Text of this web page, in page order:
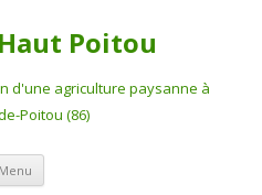
Poitou
d'une agriculture paysanne à
Poitou (86)
Menu Aller